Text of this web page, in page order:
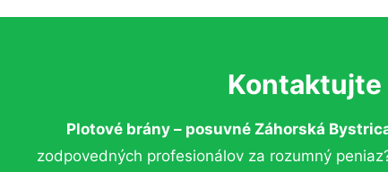
Kontaktujte
Plotové brány – posuvné Záhorská
zodpovedných profesionálov za rozumný